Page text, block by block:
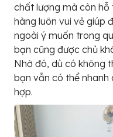
chất lượng mà còn
hàng luôn vui vẻ giúp
ngoài ý muốn trong
bạn cũng được chủ
Nhờ đó, dù có không
bạn vẫn có thể
hợp.